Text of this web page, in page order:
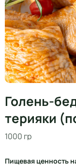
Голень-
терияки
1000 гр
Пищевая ценность